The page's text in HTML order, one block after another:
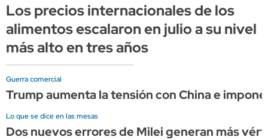
Los precios internacionales de los
alimentos escalaron en julio a su nivel
más alto en tres años
Guerra comercial
Trump aumenta la tensión con China e
Lo que se dice en las mesas
Dos nuevos errores de Milei generan más